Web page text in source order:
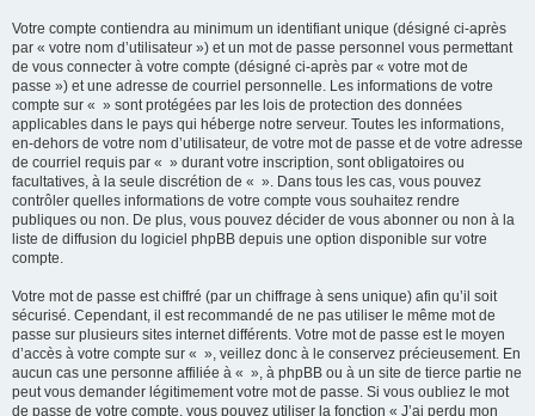
Votre compte contiendra au minimum un identifiant unique (désigné ci-après
par « votre nom d’utilisateur ») et un mot de passe personnel vous permettant
de vous connecter à votre compte (désigné ci-après par « votre mot de
passe ») et une adresse de courriel personnelle. Les informations de votre
compte sur « » sont protégées par les lois de protection des données
applicables dans le pays qui héberge notre serveur. Toutes les informations,
en-dehors de votre nom d’utilisateur, de votre mot de passe et de votre adresse
de courriel requis par « » durant votre inscription, sont obligatoires ou
facultatives, à la seule discrétion de « ». Dans tous les cas, vous pouvez
contrôler quelles informations de votre compte vous souhaitez rendre
publiques ou non. De plus, vous pouvez décider de vous abonner ou non à la
liste de diffusion du logiciel phpBB depuis une option disponible sur votre
compte.
Votre mot de passe est chiffré (par un chiffrage à sens unique) afin qu’il soit
sécurisé. Cependant, il est recommandé de ne pas utiliser le même mot de
passe sur plusieurs sites internet différents. Votre mot de passe est le moyen
d’accès à votre compte sur « », veillez donc à le conservez précieusement. En
aucun cas une personne affiliée à « », à phpBB ou à un site de tierce partie ne
peut vous demander légitimement votre mot de passe. Si vous oubliez le mot
de passe de votre compte, vous pouvez utiliser la fonction « J’ai perdu mon